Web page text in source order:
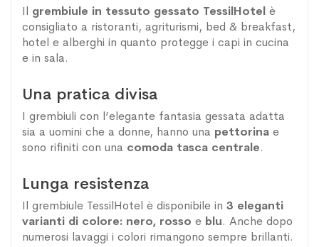
Il grembiule in tessuto gessato TessilHotel è
consigliato a ristoranti, agriturismi, bed & breakfast,
hotel e alberghi in quanto protegge i capi in cucina
e in sala.
Una pratica divisa
I grembiuli con l’elegante fantasia gessata adatta
sia a uomini che a donne, hanno una pettorina e
sono rifiniti con una comoda tasca centrale.
Lunga resistenza
Il grembiule TessilHotel è disponibile in 3 eleganti
varianti di colore: nero, rosso e blu. Anche dopo
numerosi lavaggi i colori rimangono sempre brillanti.